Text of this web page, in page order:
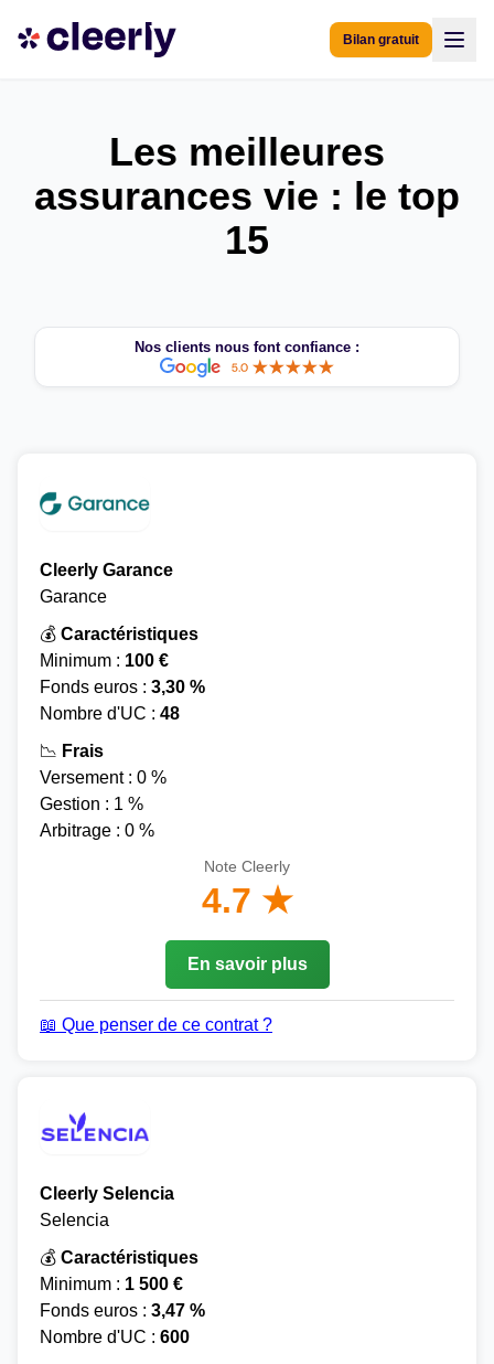
Bilan gratuit
Les meilleures
assurances vie : le top
15
Nos clients nous font confiance :
Cleerly Garance
Garance
💰 Caractéristiques
Minimum : 100 €
Fonds euros : 3,30 %
Nombre d'UC : 48
📉 Frais
Versement : 0 %
Gestion : 1 %
Arbitrage : 0 %
Note Cleerly
4.7 ★
En savoir plus
📖 Que penser de ce contrat ?
Cleerly Selencia
Selencia
💰 Caractéristiques
Minimum : 1 500 €
Fonds euros : 3,47 %
Nombre d'UC : 600